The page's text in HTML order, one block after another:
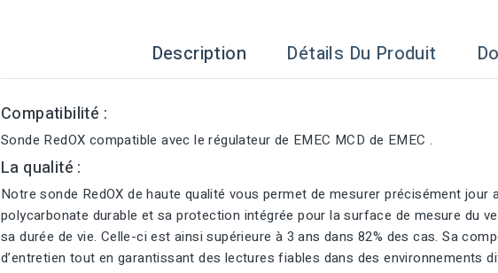
Description Détails Du Produit
Compatibilité :
Sonde RedOX compatible avec le régulateur de EMEC MCD de EMEC .
La qualité :
Notre sonde RedOX de haute qualité vous permet de mesurer précisément jour
polycarbonate durable et sa protection intégrée pour la surface de mesure du
sa durée de vie. Celle-ci est ainsi supérieure à 3 ans dans 82% des cas. Sa
d’entretien tout en garantissant des lectures fiables dans des environnements